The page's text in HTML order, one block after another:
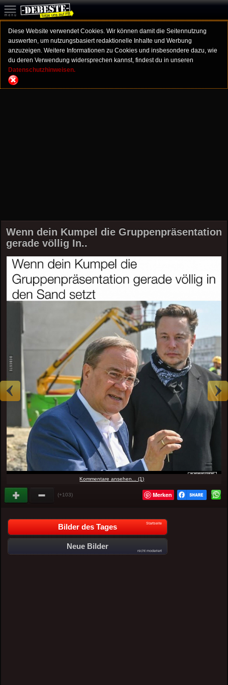
Diese Website verwendet Cookies. Wir können damit die Seitennutzung
auswerten, um nutzungsbasiert redaktionelle Inhalte und Werbung
anzuzeigen. Weitere Informationen zu Cookies und insbesondere dazu, wie
du deren Verwendung widersprechen kannst, findest du in unseren
Datenschutzhinweisen.
Wenn dein Kumpel die Gruppenpräsentation
gerade völlig In..
Kommentare ansehen... (1)
(+103) Merken
Bilder des Tages Startseite
Neue Bilder
nicht moderiert